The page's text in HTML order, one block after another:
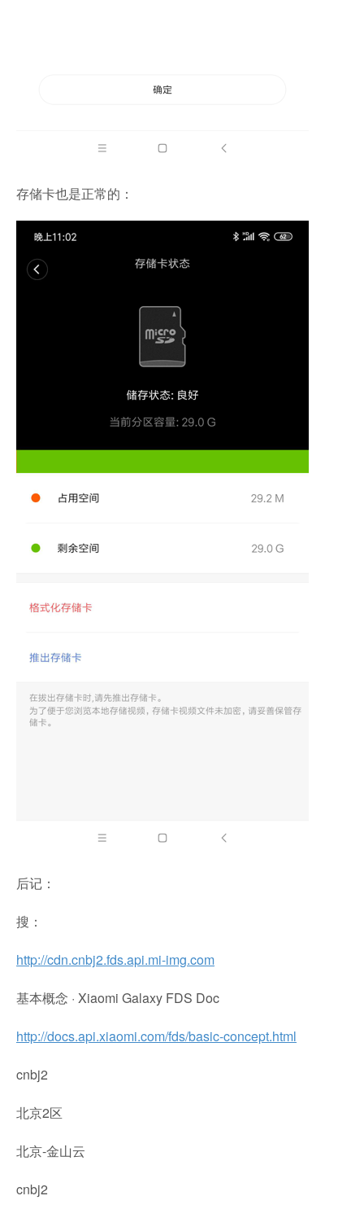
存储卡也是正常的：
后记：
搜：
http://cdn.cnbj2.fds.api.mi-img.com
基本概念 · Xiaomi Galaxy FDS Doc
http://docs.api.xiaomi.com/fds/basic-concept.html
cnbj2
北京2区
北京-金山云
cnbj2